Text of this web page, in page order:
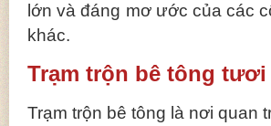
lớn và đáng mơ ước của các
khác.
Trạm trộn bê tông tươi
Trạm trộn bê tông là nơi quan